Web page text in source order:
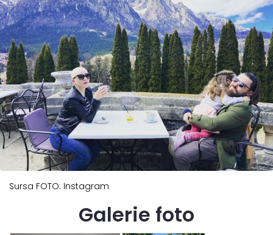
Sursa FOTO: Instagram
Galerie foto